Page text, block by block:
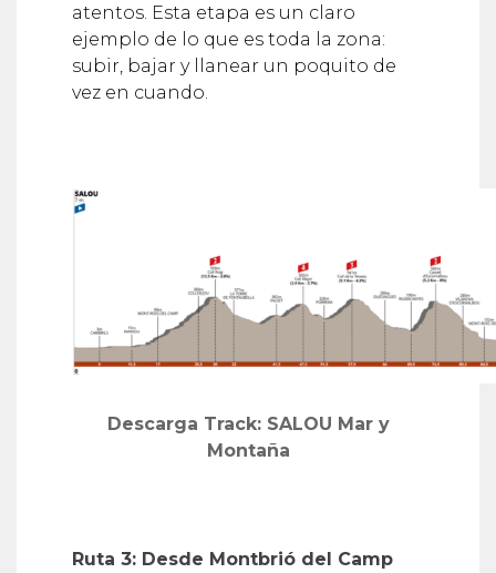
atentos. Esta etapa es un claro
ejemplo de lo que es toda la zona:
subir, bajar y llanear un poquito de
vez en cuando.
Descarga Track: SALOU Mar y
Montaña
Ruta 3: Desde Montbrió del Camp